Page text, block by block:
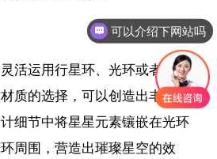
活运用行星环、光环或者星云
质的选择，可以创造出丰富多
细节中将星星元素镶嵌在光环
周围，营造出璀璨星空的效
可以介绍下网站吗